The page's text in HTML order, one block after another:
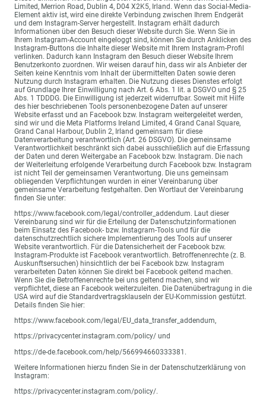
Limited, Merrion Road, Dublin 4, D04 X2K5, Irland. Wenn das Social-Media-
Element aktiv ist, wird eine direkte Verbindung zwischen Ihrem Endgerät
und dem Instagram-Server hergestellt. Instagram erhält dadurch
Informationen über den Besuch dieser Website durch Sie. Wenn Sie in
Ihrem Instagram-Account eingeloggt sind, können Sie durch Anklicken des
Instagram-Buttons die Inhalte dieser Website mit Ihrem Instagram-Profil
verlinken. Dadurch kann Instagram den Besuch dieser Website Ihrem
Benutzerkonto zuordnen. Wir weisen darauf hin, dass wir als Anbieter der
Seiten keine Kenntnis vom Inhalt der übermittelten Daten sowie deren
Nutzung durch Instagram erhalten. Die Nutzung dieses Dienstes erfolgt
auf Grundlage Ihrer Einwilligung nach Art. 6 Abs. 1 lit. a DSGVO und § 25
Abs. 1 TDDDG. Die Einwilligung ist jederzeit widerrufbar. Soweit mit Hilfe
des hier beschriebenen Tools personenbezogene Daten auf unserer
Website erfasst und an Facebook bzw. Instagram weitergeleitet werden,
sind wir und die Meta Platforms Ireland Limited, 4 Grand Canal Square,
Grand Canal Harbour, Dublin 2, Irland gemeinsam für diese
Datenverarbeitung verantwortlich (Art. 26 DSGVO). Die gemeinsame
Verantwortlichkeit beschränkt sich dabei ausschließlich auf die Erfassung
der Daten und deren Weitergabe an Facebook bzw. Instagram. Die nach
der Weiterleitung erfolgende Verarbeitung durch Facebook bzw. Instagram
ist nicht Teil der gemeinsamen Verantwortung. Die uns gemeinsam
obliegenden Verpflichtungen wurden in einer Vereinbarung über
gemeinsame Verarbeitung festgehalten. Den Wortlaut der Vereinbarung
finden Sie unter:
https://www.facebook.com/legal/controller_addendum. Laut dieser
Vereinbarung sind wir für die Erteilung der Datenschutzinformationen
beim Einsatz des Facebook- bzw. Instagram-Tools und für die
datenschutzrechtlich sichere Implementierung des Tools auf unserer
Website verantwortlich. Für die Datensicherheit der Facebook bzw.
Instagram-Produkte ist Facebook verantwortlich. Betroffenenrechte (z. B.
Auskunftsersuchen) hinsichtlich der bei Facebook bzw. Instagram
verarbeiteten Daten können Sie direkt bei Facebook geltend machen.
Wenn Sie die Betroffenenrechte bei uns geltend machen, sind wir
verpflichtet, diese an Facebook weiterzuleiten. Die Datenübertragung in die
USA wird auf die Standardvertragsklauseln der EU-Kommission gestützt.
Details finden Sie hier:
https://www.facebook.com/legal/EU_data_transfer_addendum,
https://privacycenter.instagram.com/policy/ und
https://de-de.facebook.com/help/566994660333381.
Weitere Informationen hierzu finden Sie in der Datenschutzerklärung von
Instagram:
https://privacycenter.instagram.com/policy/.